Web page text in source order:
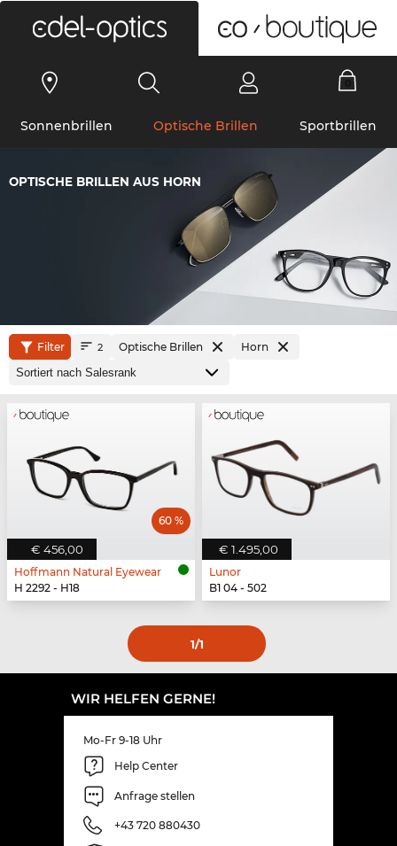
Sonnenbrillen Optische Brillen Sportbrillen
OPTISCHE BRILLEN AUS HORN
Filter 2 Optische Brillen Horn
€ 456,00
60 %
Hoffmann Natural Eyewear
H 2292 - H18
€ 1.495,00
Lunor
B1 04 - 502
1/1
WIR HELFEN GERNE!
Mo-Fr 9-18 Uhr
Help Center
Anfrage stellen
+43 720 880430